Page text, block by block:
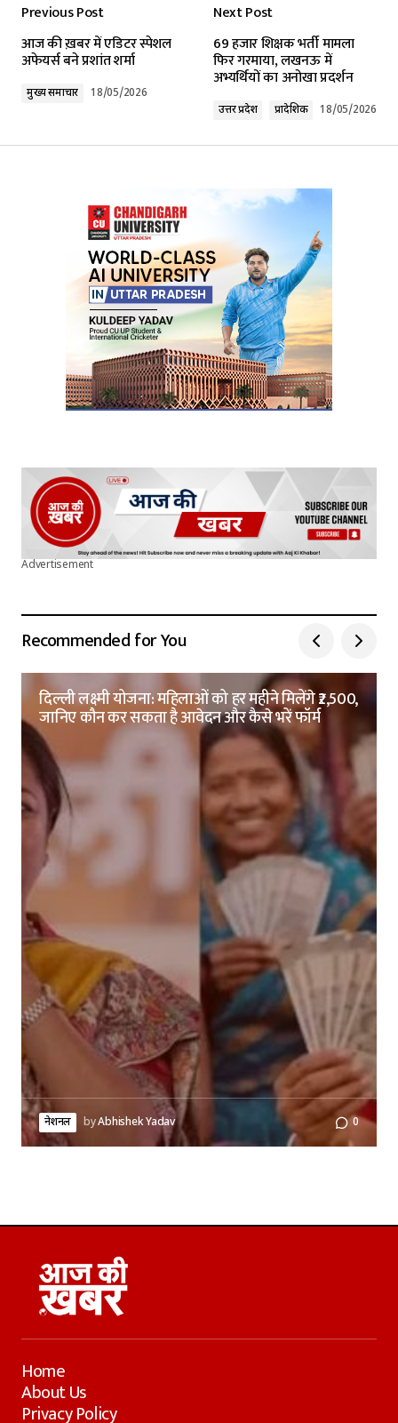
Required fields are marked*
Comment*
Your Name*
Your E-mail*
Submit Comment
Previous Post
आज की ख़बर में एडिटर स्पेशल
अफेयर्स बने प्रशांत शर्मा
मुख्य समाचार 18/05/2026
Next Post
69 हजार शिक्षक भर्ती मामला
फिर गरमाया, लखनऊ में
अभ्यर्थियों का अनोखा प्रदर्शन
उत्तर प्रदेश प्रादेशिक 18/05/2026
Advertisement
Recommended for You
दिल्ली लक्ष्मी योजना: महिलाओं को हर महीने मिलेंगे ₹2,500,
जानिए कौन कर सकता है आवेदन और कैसे भरें फॉर्म
नेशनल byAbhishek Yadav 0
Home
About Us
Privacy Policy